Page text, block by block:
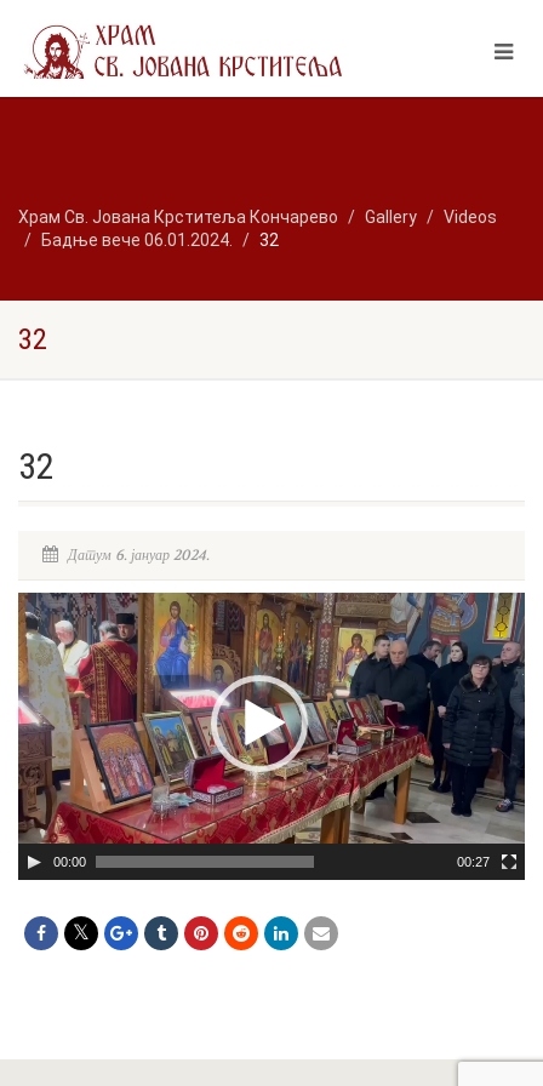
Храм Св. Јована Крститеља Кончарево Gallery
Videos
Бадње вече 06.01.2024.
32
32
32
Датум 6. јануар 2024.
Прегледач
видео
записа
00:00 00:27